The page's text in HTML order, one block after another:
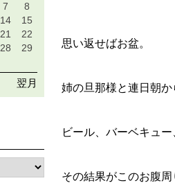
思い返せばお盆。
姉の旦那様と連日朝か
ビール、バーベキュ
その結果がこのお腹周
7
8
14
15
21
22
28
29
翌月